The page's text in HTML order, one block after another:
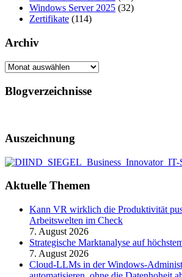
Windows Server 2025 (32)
Zertifikate (114)
Archiv
Archiv
Blogverzeichnisse
Auszeichnung
Aktuelle Themen
Kann VR wirklich die Produktivität
Arbeitswelten im Check
7. August 2026
Strategische Marktanalyse auf
7. August 2026
Cloud-LLMs in der Windows-